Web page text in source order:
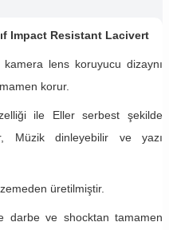
Impact Resistant Lacivert
kamera lens koruyucu dizaynı
korur.
ile Eller serbest şekilde
Müzik dinleyebilir ve yazı
üretilmiştir.
darbe ve shocktan tamamen